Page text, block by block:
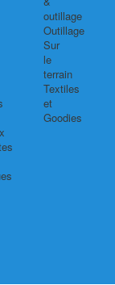
outillage
Outillage
Sur
le
terrain
Textiles
et
Goodies